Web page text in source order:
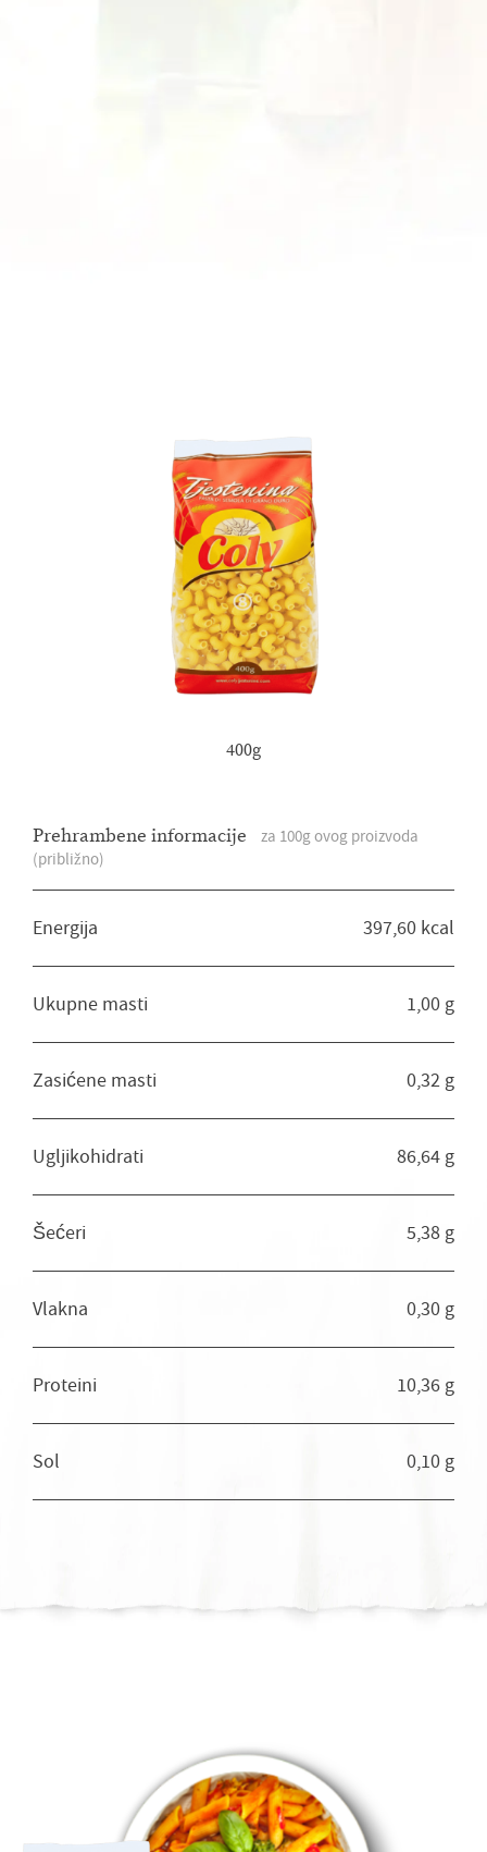
Gozba s bilo kojim umakom.
Osmijesi, razgovori i nezaboravni
trenuci: dobrota u svakom zalogaju u
bilo koje doba godine.
400g
Prehrambene informacije
za 100g ovog proizvoda
(približno)
Energija 397,60 kcal
Ukupne masti 1,00 g
Zasićene masti 0,32 g
Ugljikohidrati 86,64 g
Šećeri 5,38 g
Vlakna 0,30 g
Proteini 10,36 g
Sol 0,10 g